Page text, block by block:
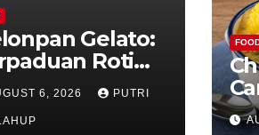
Gelato:
Roti
dan Es
Lembut yang
6, 2026 PUTRI